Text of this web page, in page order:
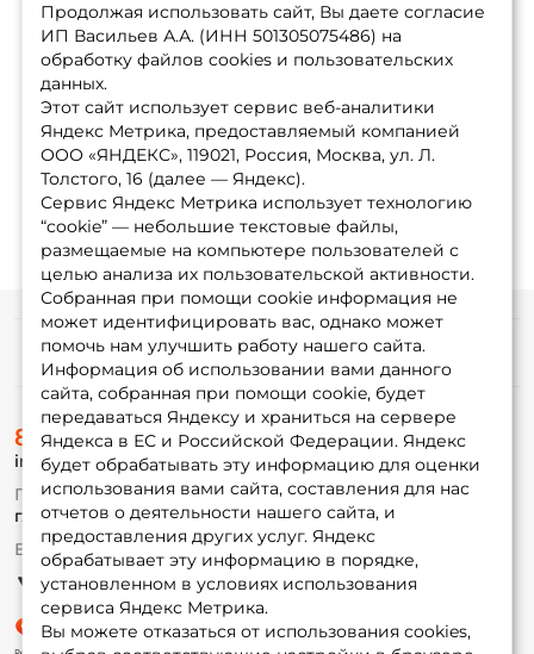
Продолжая использовать сайт, Вы даете согласие
ИП Васильев А.А. (ИНН 501305075486) на
обработку файлов cookies и пользовательских
данных.
Этот сайт использует сервис веб-аналитики
Яндекс Метрика, предоставляемый компанией
ООО «ЯНДЕКС», 119021, Россия, Москва, ул. Л.
Толстого, 16 (далее — Яндекс).
Сервис Яндекс Метрика использует технологию
“cookie” — небольшие текстовые файлы,
размещаемые на компьютере пользователей с
целью анализа их пользовательской активности.
Собранная при помощи cookie информация не
может идентифицировать вас, однако может
помочь нам улучшить работу нашего сайта.
Информация об использовании вами данного
сайта, собранная при помощи cookie, будет
передаваться Яндексу и храниться на сервере
Яндекса в ЕС и Российской Федерации. Яндекс
будет обрабатывать эту информацию для оценки
использования вами сайта, составления для нас
отчетов о деятельности нашего сайта, и
предоставления других услуг. Яндекс
обрабатывает эту информацию в порядке,
установленном в условиях использования
сервиса Яндекс Метрика.
Вы можете отказаться от использования cookies,
Информация
О магазине
Доставка
Оплата
Fox-bonus
Гуру
Партнерская программа
8 (495) 532-77-88
info@foxfishing.ru
По вопросам с заказом
г. Москва, ул. Плеханова д.7
Ежедневно 10:00 до 20:00